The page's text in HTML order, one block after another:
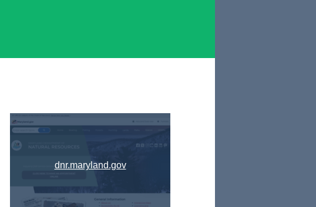
dnr.maryland.gov